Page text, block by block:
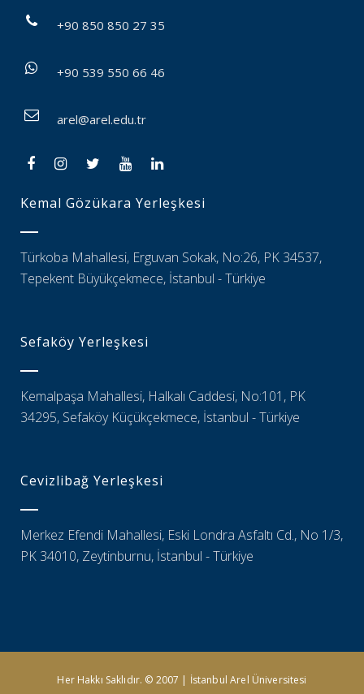
+90 850 850 27 35
+90 539 550 66 46
arel@arel.edu.tr
Kemal Gözükara Yerleşkesi
Türkoba Mahallesi, Erguvan Sokak, No:26, PK 34537,
Tepekent Büyükçekmece, İstanbul - Türkiye
Sefaköy Yerleşkesi
Kemalpaşa Mahallesi, Halkalı Caddesi, No:101, PK
34295, Sefaköy Küçükçekmece, İstanbul - Türkiye
Cevizlibağ Yerleşkesi
Merkez Efendi Mahallesi, Eski Londra Asfaltı Cd., No 1/3,
PK 34010, Zeytinburnu, İstanbul - Türkiye
Her Hakkı Saklıdır. © 2007 | İstanbul Arel Üniversitesi